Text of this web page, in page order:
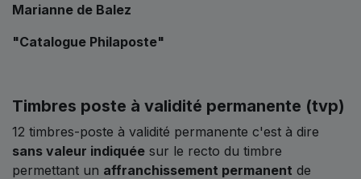
Marianne de Balez
"Catalogue Philaposte"
Timbres poste à validité permanente (tvp)
12 timbres-poste à validité permanente c'est à dire
sans valeur indiquée sur le recto du timbre
permettant un affranchissement permanent de